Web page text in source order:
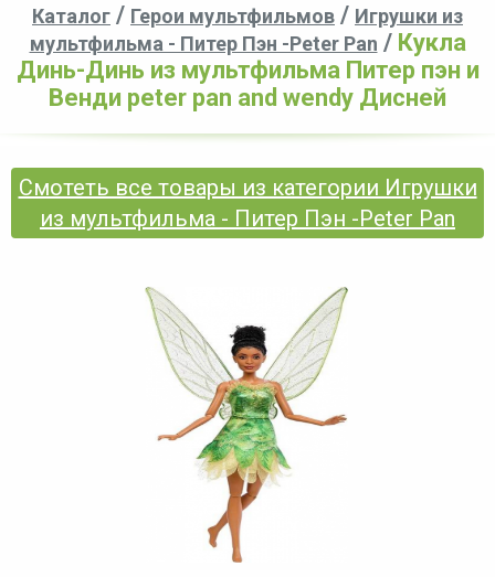
Каталог / Герои мультфильмов / Игрушки из
мультфильма - Питер Пэн -Peter Pan / Кукла
Динь-Динь из мультфильма Питер пэн и
Венди peter pan and wendy Дисней
Смотеть все товары из категории Игрушки
из мультфильма - Питер Пэн -Peter Pan